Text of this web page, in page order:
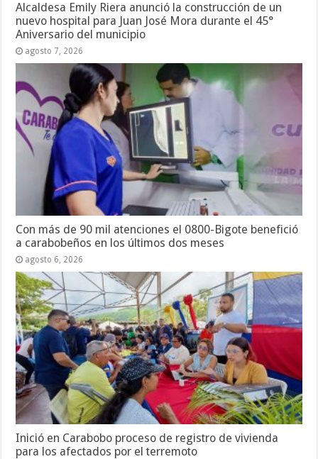
Alcaldesa Emily Riera anunció la construcción de un
nuevo hospital para Juan José Mora durante el 45°
Aniversario del municipio
agosto 7, 2026
Con más de 90 mil atenciones el 0800-Bigote benefició
a carabobeños en los últimos dos meses
agosto 6, 2026
Inició en Carabobo proceso de registro de vivienda
para los afectados por el terremoto